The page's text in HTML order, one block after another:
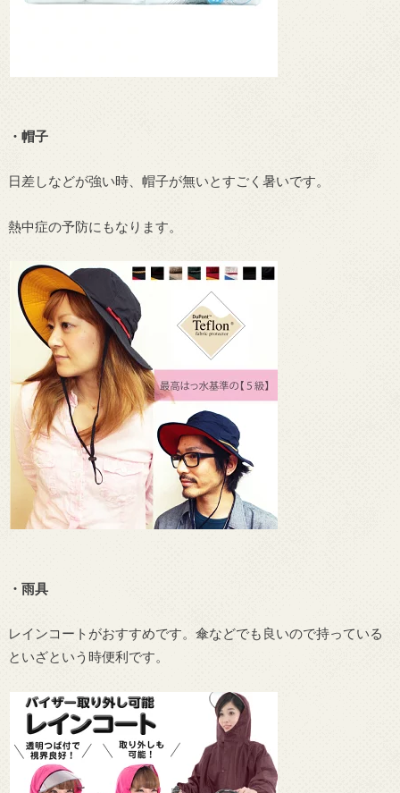
・帽子
日差しなどが強い時、帽子が無いとすごく暑いです。
熱中症の予防にもなります。
・雨具
レインコートがおすすめです。傘などでも良いので持っている
といざという時便利です。